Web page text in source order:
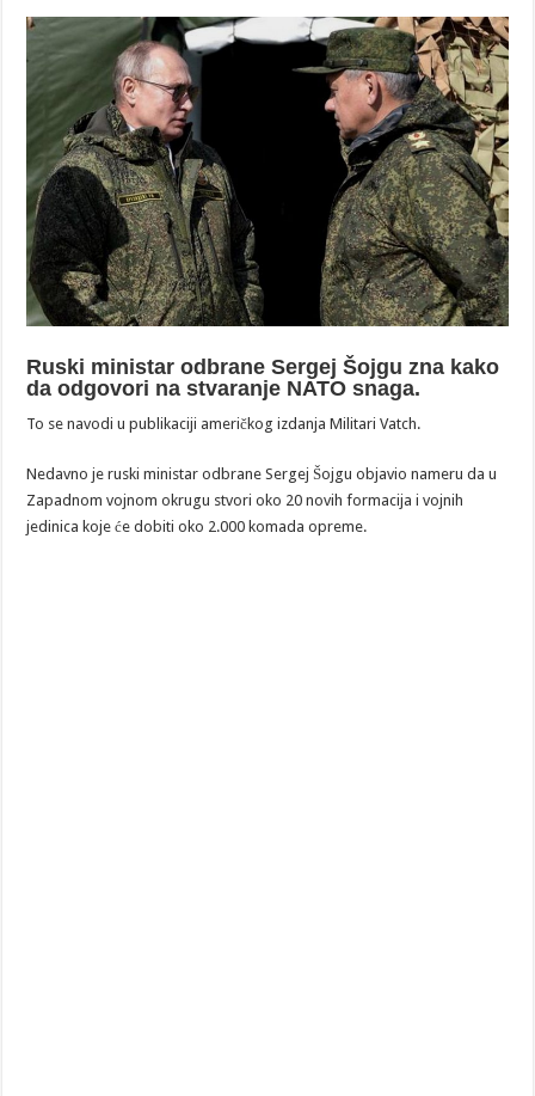
Ruski ministar odbrane Sergej Šojgu zna kako
da odgovori na stvaranje NATO snaga.
To se navodi u publikaciji američkog izdanja Militari Vatch.
Nedavno je ruski ministar odbrane Sergej Šojgu objavio nameru da u
Zapadnom vojnom okrugu stvori oko 20 novih formacija i vojnih
jedinica koje će dobiti oko 2.000 komada opreme.